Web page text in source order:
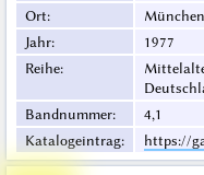
Ort:
München
Jahr:
1977
Reihe:
Bandnummer:
4,1
Katalogeintrag: https://